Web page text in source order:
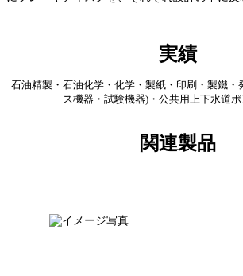
実績
石油精製・石油化学・化学・製紙・印刷・製鐵・
ス機器・試験機器)・公共用上下水道
関連製品